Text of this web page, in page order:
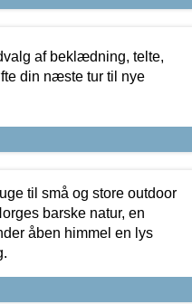
af beklædning, telte,
din næste tur til nye
til små og store outdoor
barske natur, en
åben himmel en lys